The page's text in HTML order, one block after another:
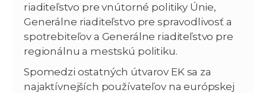
riaditeľstvo pre vnútorné politiky Únie,
Generálne riaditeľstvo pre spravodlivosť a
spotrebiteľov a Generálne riaditeľstvo pre
regionálnu a mestskú politiku.
Spomedzi ostatných útvarov EK sa za
najaktívnejších používateľov na európskej